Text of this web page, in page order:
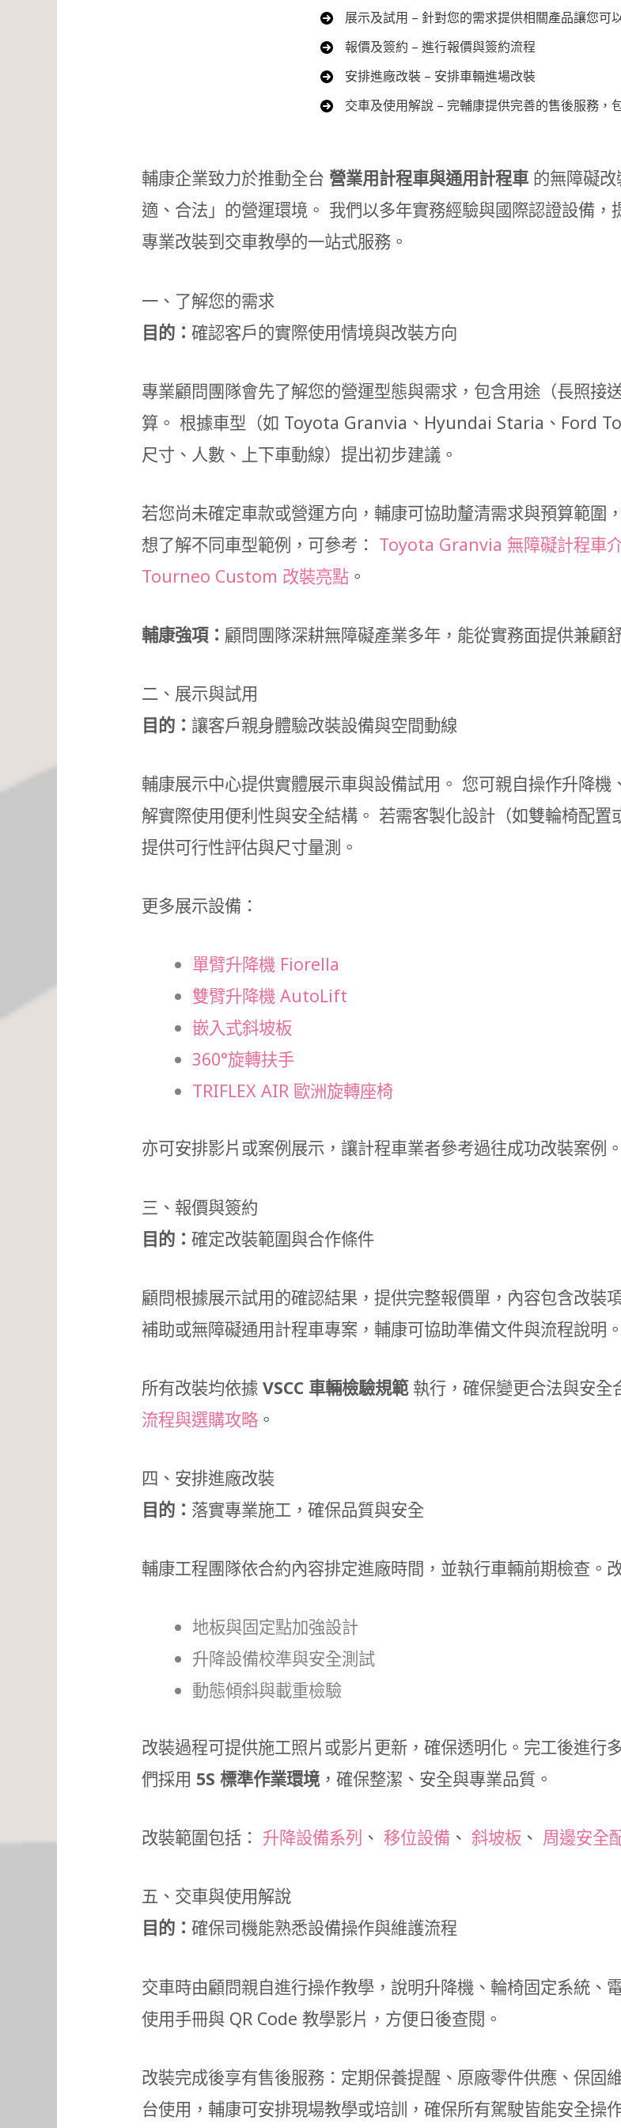
展示及試用 – 針對您的需求提供相關產品讓您可
報價及簽約 – 進行報價與簽約流程
安排進廠改裝 – 安排車輛進場改裝
交車及使用解說 – 完輔康提供完善的售後服務，
輔康企業致力於推動全台 營業用計程車與通用計程車的無障礙改
適、合法」的營運環境。 我們以多年實務經驗與國際認證設備，
專業改裝到交車教學的一站式服務。
一、了解您的需求
目的： 確認客戶的實際使用情境與改裝方向
專業顧問團隊會先了解您的營運型態與需求，包含用途（長照接
算。 根據車型（如 Toyota Granvia、Hyundai Staria、Ford
尺寸、人數、上下車動線）提出初步建議。
若您尚未確定車款或營運方向，輔康可協助釐清需求與預算範圍
想了解不同車型範例，可參考： Toyota Granvia 無障礙計程車
Tourneo Custom 改裝亮點。
輔康強項： 顧問團隊深耕無障礙產業多年，能從實務面提供兼顧
二、展示與試用
目的： 讓客戶親身體驗改裝設備與空間動線
輔康展示中心提供實體展示車與設備試用。 您可親自操作升降
解實際使用便利性與安全結構。 若需客製化設計（如雙輪椅配
提供可行性評估與尺寸量測。
更多展示設備：
單臂升降機 Fiorella
雙臂升降機 AutoLift
嵌入式斜坡板
360°旋轉扶手
TRIFLEX AIR 歐洲旋轉座椅
亦可安排影片或案例展示，讓計程車業者參考過往成功改裝案例。
三、報價與簽約
目的： 確定改裝範圍與合作條件
顧問根據展示試用的確認結果，提供完整報價單，內容包含改裝
補助或無障礙通用計程車專案，輔康可協助準備文件與流程說明。
所有改裝均依據 VSCC 車輛檢驗規範執行，確保變更合法與安全
流程與選購攻略。
四、安排進廠改裝
目的： 落實專業施工，確保品質與安全
輔康工程團隊依合約內容排定進廠時間，並執行車輛前期檢查。
地板與固定點加強設計
升降設備校準與安全測試
動態傾斜與載重檢驗
改裝過程可提供施工照片或影片更新，確保透明化。完工後進行
們採用 5S 標準作業環境，確保整潔、安全與專業品質。
改裝範圍包括： 升降設備系列 、 移位設備 、 斜坡板 、 周邊安全
五、交車與使用解說
目的： 確保司機能熟悉設備操作與維護流程
交車時由顧問親自進行操作教學，說明升降機、輪椅固定系統、
使用手冊與 QR Code 教學影片，方便日後查閱。
改裝完成後享有售後服務：定期保養提醒、原廠零件供應、保固
台使用，輔康可安排現場教學或培訓，確保所有駕駛皆能安全操